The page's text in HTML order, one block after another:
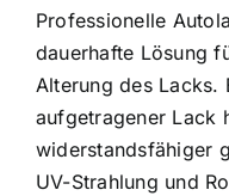
Professionelle
dauerhafte Lösung
Alterung des Lacks.
aufgetragener Lack
widerstandsfähiger
UV-Strahlung und